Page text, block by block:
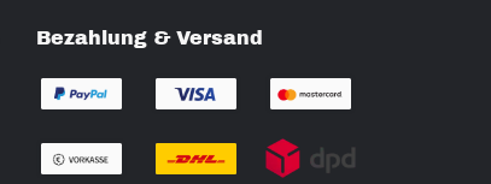
Bezahlung & Versand